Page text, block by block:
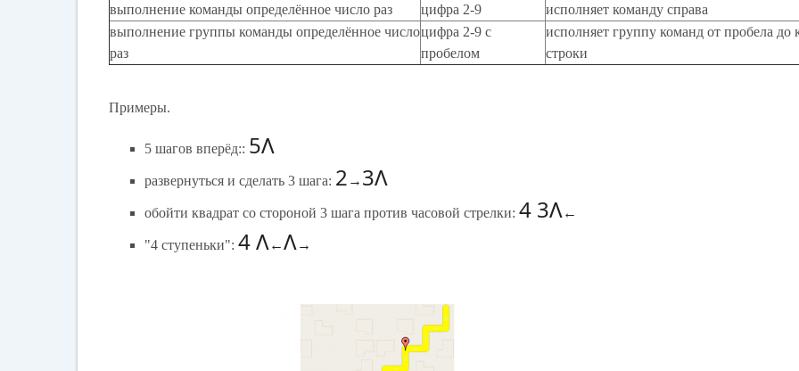
выполнение команды определённое число раз
цифра 2-9
исполняет команду справа
выполнение группы команды определённое число
раз
цифра 2-9 с
пробелом
исполняет группу команд от пробела до
строки
Примеры.
5 шагов вперёд:: 5Λ
развернуться и сделать 3 шага: 2 → 3Λ
обойти квадрат со стороной 3 шага против часовой стрелки:4 3Λ←
"4 ступеньки":4Λ←Λ→